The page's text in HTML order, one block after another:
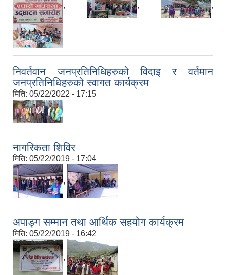
, , ,
निवर्तवान जनप्रतिनिधिहरुको विदाइ र वर्तमान
जनप्रतिनिधिहरुको स्वागत कार्यक्रम
मिति: 05/22/2022 - 17:15
नागरिकता शिविर
मिति: 05/22/2019 - 17:04
,
अपाङ्ग सम्मान तथा आर्थिक सहयोग कार्यक्रम
मिति: 05/22/2019 - 16:42
,